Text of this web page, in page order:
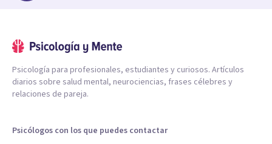
Psicología para profesionales, estudiantes y curiosos. Artículos
diarios sobre salud mental, neurociencias, frases célebres y
relaciones de pareja.
Psicólogos con los que puedes contactar